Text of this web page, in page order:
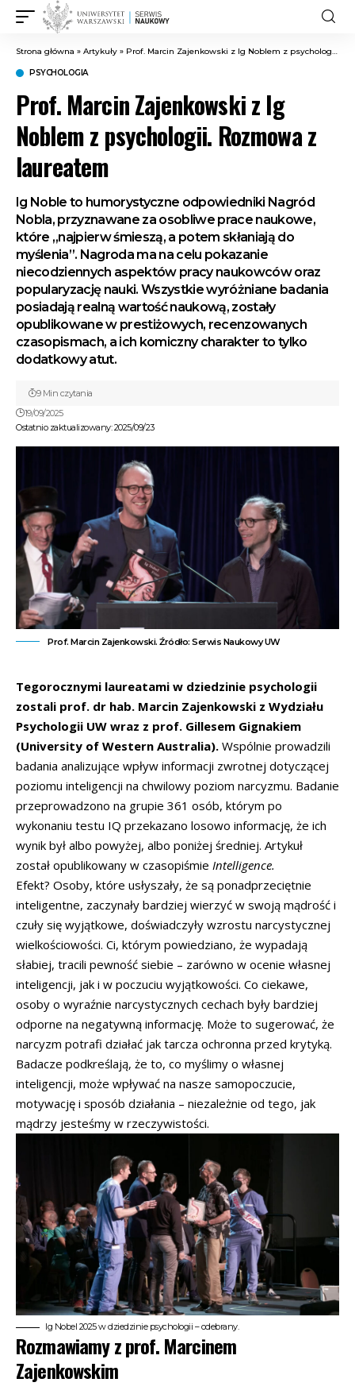
Strona główna » Artykuły » Prof. Marcin Zajenkowski z Ig Noblem z psychologii. Rozmowa z laureatem
PSYCHOLOGIA
Prof. Marcin Zajenkowski z Ig
Noblem z psychologii. Rozmowa z
laureatem
Ig Noble to humorystyczne odpowiedniki Nagród
Nobla, przyznawane za osobliwe prace naukowe,
które „najpierw śmieszą, a potem skłaniają do
myślenia”. Nagroda ma na celu pokazanie
niecodziennych aspektów pracy naukowców oraz
popularyzację nauki. Wszystkie wyróżniane badania
posiadają realną wartość naukową, zostały
opublikowane w prestiżowych, recenzowanych
czasopismach, a ich komiczny charakter to tylko
dodatkowy atut.
Ostatnio zaktualizowany: 2025/09/23
19/09/2025
9 Min czytania
Prof. Marcin Zajenkowski. Źródło: Serwis Naukowy UW
Tegorocznymi laureatami w dziedzinie psychologii
zostali prof. dr hab. Marcin Zajenkowski z Wydziału
Psychologii UW wraz z prof. Gillesem Gignakiem
(University of Western Australia). Wspólnie prowadzili
badania analizujące wpływ informacji zwrotnej dotyczącej
poziomu inteligencji na chwilowy poziom narcyzmu. Badanie
przeprowadzono na grupie 361 osób, którym po
wykonaniu testu IQ przekazano losowo informację, że ich
wynik był albo powyżej, albo poniżej średniej. Artykuł
został opublikowany w czasopiśmie Intelligence.
Efekt? Osoby, które usłyszały, że są ponadprzeciętnie
inteligentne, zaczynały bardziej wierzyć w swoją mądrość i
czuły się wyjątkowe, doświadczyły wzrostu narcystycznej
wielkościowości. Ci, którym powiedziano, że wypadają
słabiej, tracili pewność siebie – zarówno w ocenie własnej
inteligencji, jak i w poczuciu wyjątkowości. Co ciekawe,
osoby o wyraźnie narcystycznych cechach były bardziej
odporne na negatywną informację. Może to sugerować, że
narcyzm potrafi działać jak tarcza ochronna przed krytyką.
Badacze podkreślają, że to, co myślimy o własnej
inteligencji, może wpływać na nasze samopoczucie,
motywację i sposób działania – niezależnie od tego, jak
mądrzy jesteśmy w rzeczywistości.
Ig Nobel 2025 w dziedzinie psychologii – odebrany.
Rozmawiamy z prof. Marcinem
Zajenkowskim